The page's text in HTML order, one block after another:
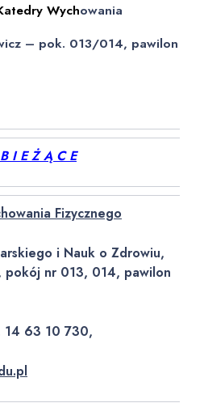
Wychowania
– pok. 013/014, pawilon
I E Ż Ą C E
Fizycznego
i Nauk o Zdrowiu,
pokój nr 013, 014, pawilon
14 63 10 730,